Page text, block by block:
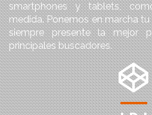
smartphones y tablets,
medida. Ponemos en marcha
siempre presente la mejor
principales buscadores.